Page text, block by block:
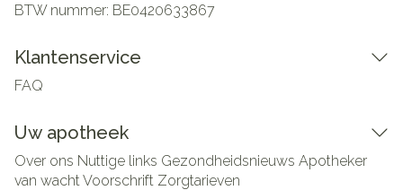
BTW nummer: BE0420633867
Klantenservice
FAQ
Uw apotheek
Over ons Nuttige links Gezondheidsnieuws Apotheker
van wachtVoorschrift Zorgtarieven